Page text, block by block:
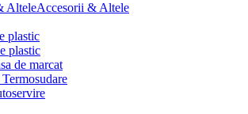
Accesorii & Altele
plastic
plastic
de marcat